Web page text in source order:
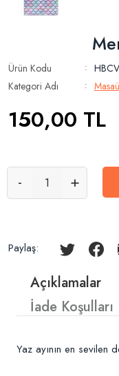
Ürün Kodu :
Kategori Adı
:
150,00 TL
- +
Paylaş:
Açıklamalar
İade Koşulları
Yaz ayının en sevilen